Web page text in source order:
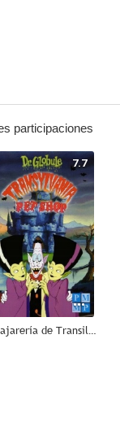
participaciones
7.7
La pajarería de Transilvania